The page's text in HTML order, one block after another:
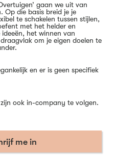
gaan we uit van
Op die basis breid je je
te schakelen tussen stijlen,
met het helder en
het winnen van
om je eigen doelen te
en er is geen specifiek
ook in-company te volgen.
me in